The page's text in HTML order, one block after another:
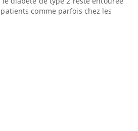
comme parfois chez les